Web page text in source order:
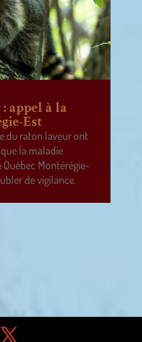
appel à la
Est
du raton laveur ont
la maladie
Montérégie-
de vigilance.